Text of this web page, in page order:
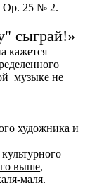
Op. 25 № 2.
сыграй!»
кажется
музыке не
художника и
выше,
маля.